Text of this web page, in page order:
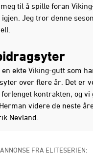
til å spille foran
Jeg tror denne
en ekte Viking-gutt som
over flere år. Det er
forlenget kontrakten, og vi
videre de neste
Nevland.
ANNONSE FRA ELITESERIEN: